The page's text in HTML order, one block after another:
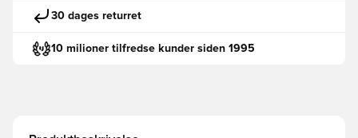
30 dages returret
10 milioner tilfredse kunder siden 1995